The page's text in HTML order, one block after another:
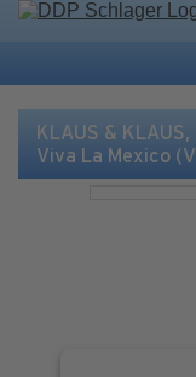
KLAUS & KLAUS,
Viva La Mexico